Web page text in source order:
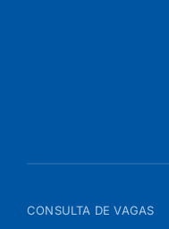
CONSULTA DE VAGAS